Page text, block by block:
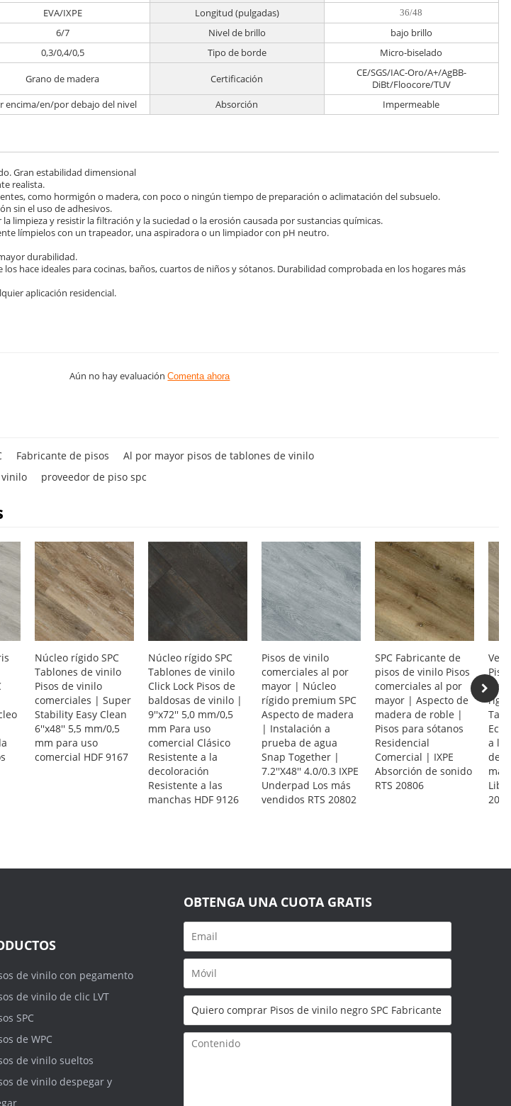
EVA/IXPE Longitud (pulgadas) 36/48
6/7 Nivel de brillo
bajo brillo
0,3/0,4/0,5 Tipo de borde Micro-biselado
Grano de madera Certificación
CE/SGS/IAC-Oro/A+/AgBB-
DiBt/Floocore/TUV
encima/en/por debajo del nivel Absorción Impermeable
Gran estabilidad dimensional
realista.
como hormigón o madera, con poco o ningún tiempo de preparación o aclimatación del subsuelo.
sin el uso de adhesivos.
la limpieza y resistir la filtración y la suciedad o la erosión causada por sustancias químicas.
límpielos con un trapeador, una aspiradora o un limpiador con pH neutro.
durabilidad.
los hace ideales para cocinas, baños, cuartos de niños y sótanos. Durabilidad comprobada en los hogares más
aplicación residencial.
Aún no hay evaluaciónComenta ahora
Fabricante de pisos
Al por mayor pisos de tablones de vinilo
proveedor de piso spc
Núcleo rígido SPC
Tablones de vinilo
Pisos de vinilo
comerciales | Super
Stability Easy Clean
6''x48'' 5,5 mm/0,5
mm para uso
comercial HDF 9167
Núcleo rígido SPC
Tablones de vinilo
Click Lock Pisos de
baldosas de vinilo |
9''x72'' 5,0 mm/0,5
mm Para uso
comercial Clásico
Resistente a la
decoloración
Resistente a las
manchas HDF 9126
Pisos de vinilo
comerciales al por
mayor | Núcleo
rígido premium SPC
Aspecto de madera
| Instalación a
prueba de agua
Snap Together |
7.2''X48'' 4.0/0.3 IXPE
Underpad Los más
vendidos RTS 20802
SPC Fabricante de
pisos de vinilo Pisos
comerciales al por
mayor | Aspecto de
madera de roble |
Pisos para sótanos
Residencial
Comercial | IXPE
Absorción de sonido
RTS 20806
a
de
de vinilo con pegamento
de vinilo de clic LVT
SPC
de WPC
de vinilo sueltos
de vinilo despegar y
OBTENGA UNA CUOTA GRATIS